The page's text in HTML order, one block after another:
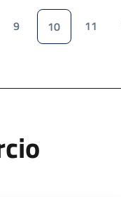
9 10 11